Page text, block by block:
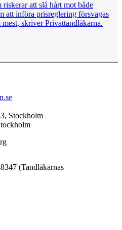
att slå hårt mot både
att införa prisreglering försvagas
skriver Privattandläkarna.
Stockholm
(Tandläkarnas